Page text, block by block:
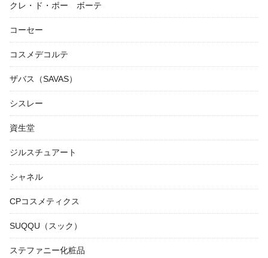
クレ・ド・ポー ボーテ
コーセー
コスメデコルテ
ザバス（SAVAS）
シスレー
資生堂
ジルスチュアート
シャネル
CPコスメティクス
SUQQU（スック）
ステファニー化粧品